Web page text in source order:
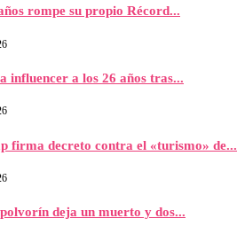
rompe su propio Récord...
influencer a los 26 años tras...
firma decreto contra el «turismo» de...
deja un muerto y dos...